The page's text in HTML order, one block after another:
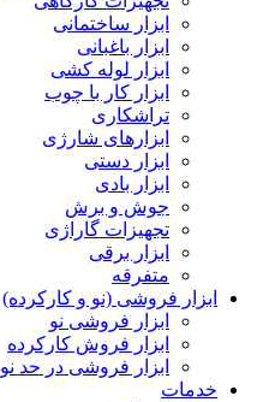
ابزار ساختمانی
ابزار باغبانی
ابزار لوله کشی
ابزار کار با چوب
تراشکاری
ابزارهای شارژی
ابزار دستی
ابزار بادی
جوش و برش
تجهیزات گاراژی
ابزار برقی
متفرقه
ابزار فروشی (نو و کارکرده)
ابزار فروشی نو
ابزار فروش کارکرده
ابزار فروشی در حد نو
خدمات